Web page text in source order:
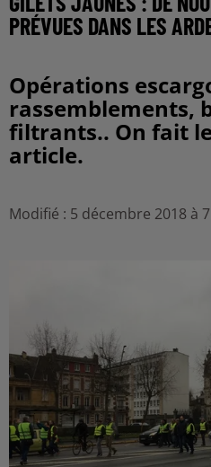
PRÉVUES DANS LES
Opérations
rassemblements,
filtrants.. On fait
article.
Modifié : 5 décembre 2018 à